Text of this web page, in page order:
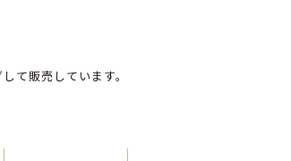
て販売しています。